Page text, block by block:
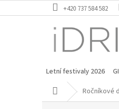
na
+420 737 584 582
Letní festivaly 2026
Domů Ročníkové